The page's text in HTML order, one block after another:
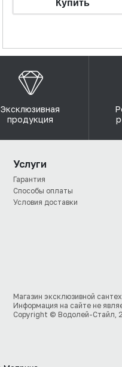
Эксклюзивная
продукция
Услуги
Гарантия
Способы оплаты
Условия доставки
Магазин эксклюзивной
Информация на сайте не
Copyright © Водолей-Стайл,